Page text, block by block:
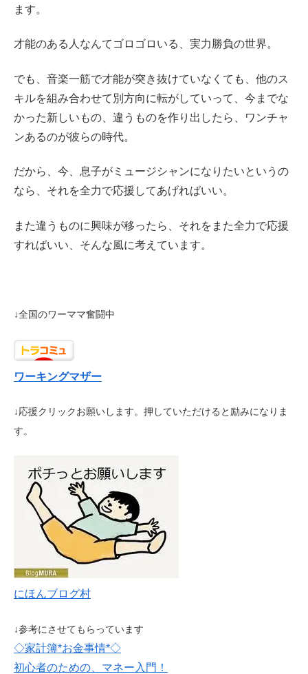
ます。
才能のある人なんてゴロゴロいる、実力勝負の世界。
でも、音楽一筋で才能が突き抜けていなくても、他のス
キルを組み合わせて別方向に転がしていって、今までな
かった新しいもの、違うものを作り出したら、ワンチャ
ンあるのが彼らの時代。
だから、今、息子がミュージシャンになりたいというの
なら、それを全力で応援してあげればいい。
また違うものに興味が移ったら、それをまた全力で応援
すればいい、そんな風に考えています。
↓全国のワーママ奮闘中
ワーキングマザー
↓応援クリックお願いします。押していただけると励みになりま
す。
にほんブログ村
↓参考にさせてもらっています
◇家計簿*お金事情*◇
初心者のための、マネー入門！